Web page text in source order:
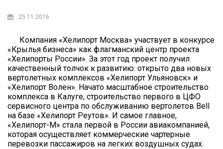
25.11.2016
Компания «Хелипорт Москва» участвует в конкурсе
«Крылья бизнеса» как флагманский центр проекта
«Хелипорты России». За этот год проект получил
качественный толчок к развитию: открыто два новых
вертолетных комплексов «Хелипорт Ульяновск» и
«Хелипорт Волен». Начато масштабное строительство
комплекса в Калуге, строительство первого в ЦФО
сервисного центра по обслуживанию вертолетов Bell
на базе «Хелипорт Реутов». И самое главное,
«Хелипорт-М» стала первой в России авиакомпанией,
которая осуществляет коммерческие чартерные
перевозки пассажиров на легких воздушных судах.